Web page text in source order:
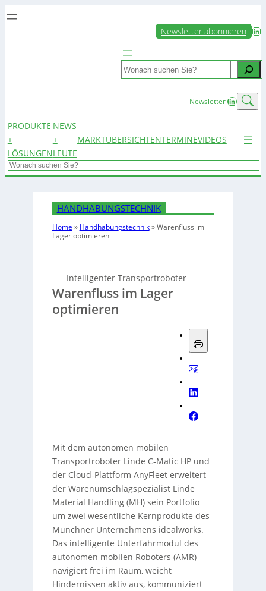
Newsletter abonnieren LinkedIn
Search
NewsletterLinkedIn
PRODUKTE
+
LÖSUNGEN
NEWS
+
LEUTE
MARKTÜBERSICHTENTERMINEVIDEOS
Search
HANDHABUNGSTECHNIK
Home » Handhabungstechnik»Warenfluss im
Lager optimieren
Intelligenter Transportroboter
Warenfluss im Lager
optimieren
Mit dem autonomen mobilen
Transportroboter Linde C-Matic HP und
der Cloud-Plattform AnyFleet erweitert
der Warenumschlagspezialist Linde
Material Handling (MH) sein Portfolio
um zwei wesentliche Kernprodukte des
Münchner Unternehmens idealworks.
Das intelligente Unterfahrmodul des
autonomen mobilen Roboters (AMR)
navigiert frei im Raum, weicht
Hindernissen aktiv aus, kommuniziert